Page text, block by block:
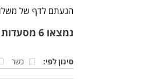
הגעתם לדף של
נמצאו 6 מסעדות משלוחים של מרק בהרצליה
סינון לפי: כשר